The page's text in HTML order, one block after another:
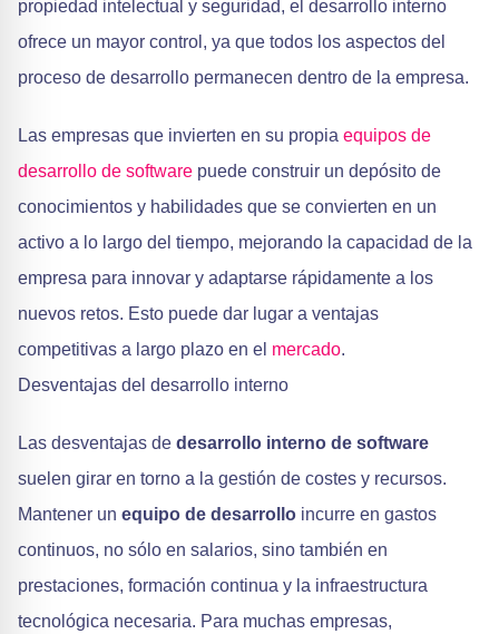
propiedad intelectual y seguridad, el desarrollo interno
ofrece un mayor control, ya que todos los aspectos del
proceso de desarrollo permanecen dentro de la empresa.
Las empresas que invierten en su propia equipos de
desarrollo de software puede construir un depósito de
conocimientos y habilidades que se convierten en un
activo a lo largo del tiempo, mejorando la capacidad de la
empresa para innovar y adaptarse rápidamente a los
nuevos retos. Esto puede dar lugar a ventajas
competitivas a largo plazo en el mercado.
Desventajas del desarrollo interno
Las desventajas de desarrollo interno de software
suelen girar en torno a la gestión de costes y recursos.
Mantener un equipo de desarrollo incurre en gastos
continuos, no sólo en salarios, sino también en
prestaciones, formación continua y la infraestructura
tecnológica necesaria. Para muchas empresas,